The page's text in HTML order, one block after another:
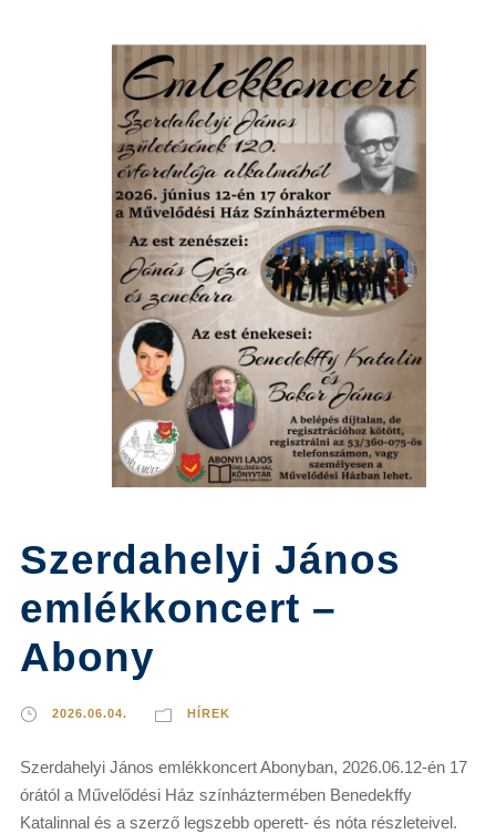
Szerdahelyi János
emlékkoncert –
Abony
2026.06.04. HÍREK
Szerdahelyi János emlékkoncert Abonyban, 2026.06.12-én 17
órától a Művelődési Ház színháztermében Benedekffy
Katalinnal és a szerző legszebb operett- és nóta részleteivel.